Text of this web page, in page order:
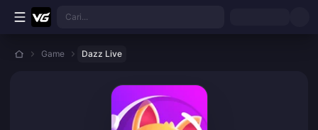
Lewati ke konten utama
Cari...
Game Dazz Live